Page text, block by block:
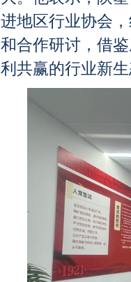
进地区行业协会
和合作研讨，借
利共赢的行业新